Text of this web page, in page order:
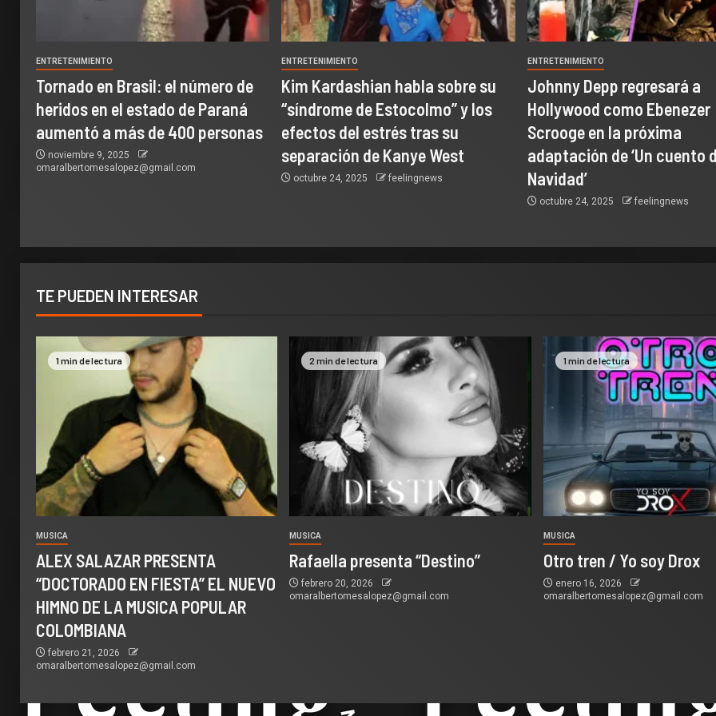
ENTRETENIMIENTO
Tornado en Brasil: el número de
heridos en el estado de Paraná
aumentó a más de 400 personas
noviembre 9, 2025
omaralbertomesalopez@gmail.com
ENTRETENIMIENTO
Kim Kardashian habla sobre su
“síndrome de Estocolmo” y los
efectos del estrés tras su
separación de Kanye West
octubre 24, 2025 feelingnews
ENTRETENIMIENTO
Johnny Depp regresará a
Hollywood como Ebenezer
Scrooge en la próxima
adaptación de ‘Un cuento
Navidad’
octubre 24, 2025 feelingnews
TE PUEDEN INTERESAR
1 min de lectura
MUSICA
ALEX SALAZAR PRESENTA
“DOCTORADO EN FIESTA” EL NUEVO
HIMNO DE LA MUSICA POPULAR
COLOMBIANA
febrero 21, 2026
omaralbertomesalopez@gmail.com
2 min de lectura
MUSICA
Rafaella presenta “Destino”
febrero 20, 2026
omaralbertomesalopez@gmail.com
1 min de lectura
MUSICA
Otro tren / Yo soy Drox
enero 16, 2026
omaralbertomesalopez@gmail.com